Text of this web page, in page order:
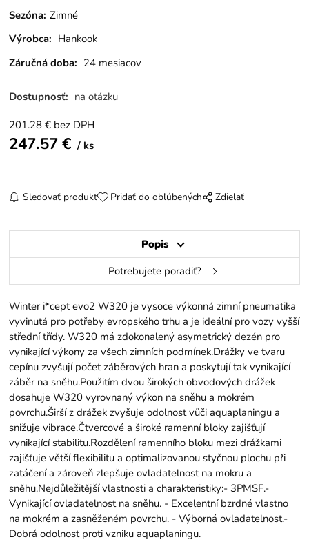
Sezóna: Zimné
Výrobca: Hankook
Záručná doba: 24 mesiacov
Dostupnosť: na otázku
201.28 € bez DPH
247.57€ ks
Sledovať produkt Pridať do obľúbených Zdielať
Popis
Potrebujete poradiť?
Winter i*cept evo2 W320 je vysoce výkonná zimní pneumatika
vyvinutá pro potřeby evropského trhu a je ideální pro vozy vyšší
střední třídy. W320 má zdokonalený asymetrický dezén pro
vynikající výkony za všech zimních podmínek.Drážky ve tvaru
cepínu zvyšují počet záběrových hran a poskytují tak vynikající
záběr na sněhu.Použitím dvou širokých obvodových drážek
dosahuje W320 vyrovnaný výkon na sněhu a mokrém
povrchu.Širší z drážek zvyšuje odolnost vůči aquaplaningu a
snižuje vibrace.Čtvercové a široké ramenní bloky zajišťují
vynikající stabilitu.Rozdělení ramenního bloku mezi drážkami
zajišťuje větší flexibilitu a optimalizovanou styčnou plochu při
zatáčení a zároveň zlepšuje ovladatelnost na mokru a
sněhu.Nejdůležitější vlastnosti a charakteristiky:- 3PMSF.-
Vynikající ovladatelnost na sněhu. - Excelentní bzrdné vlastno
na mokrém a zasněženém povrchu. - Výborná ovladatelnost.-
Dobrá odolnost proti vzniku aquaplaningu.